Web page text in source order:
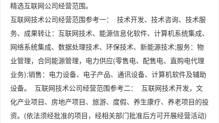
精选互联网公司经营范围。
互联网技术公司经营范围参考一： 技术开发、技术咨询、技术服
务、成果转让：互联网技术、能源信息化软件、计算机系统集成、
网络系统集成、数据处理技术、环保技术、新能源技术;服务：物
业管理，合同能源管理，电力供应(零售电、配售电、直购电代理
业务);销售：电力设备、电子产品、通讯设备、计算机软件及辅助
设备。 互联网技术公司经营范围参考二： 互联网技术开发，文
化产业项目、房地产项目、旅游、度假、养生康疗、养老项目的投
资。(依法须经批准的项目，经相关部门批准后方可开展经营活动)